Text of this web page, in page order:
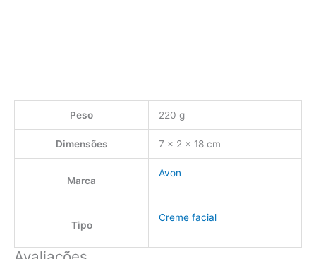
Peso 220 g
Dimensões 7 × 2 × 18 cm
Marca
Avon
Tipo
Creme facial